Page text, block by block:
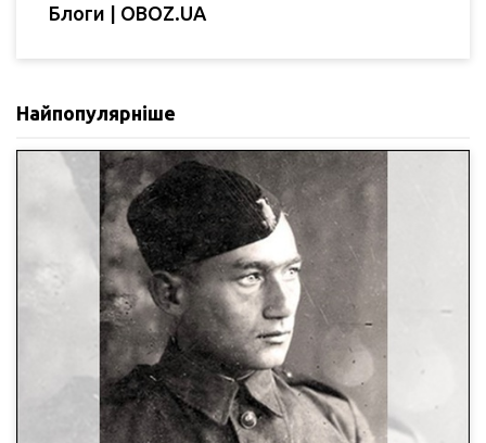
Блоги | OBOZ.UA
Найпопулярніше